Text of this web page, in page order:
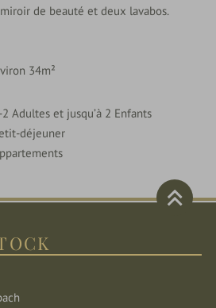
de beauté et deux lavabos.
34m²
2 Adultes et jusqu’à 2 Enfants
déjeuner